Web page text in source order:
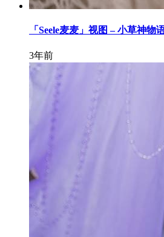
「Seele麦麦」视图 – 小草神物
3年前